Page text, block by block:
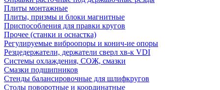
Плиты монтажные
Плиты, призмы и блоки магнитные
Приспособления для правки кругов
Прочее (станки и оснастка)
Регулируемые виброопоры и конич-ие опоры
Резцедержатели, держатели сверл хв-к VDI
Системы охлаждения, СОЖ, смазки
Смазки подшипников
Стенды балансировочные для шлифкругов
Столы поворотные и координатные